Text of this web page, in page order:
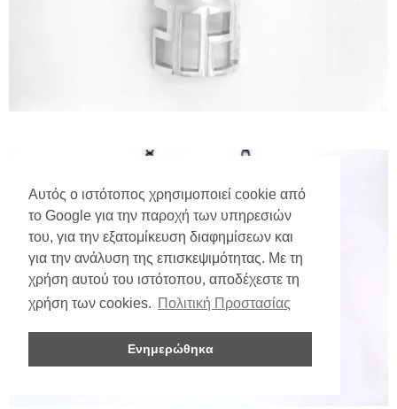
Αυτός ο ιστότοπος χρησιμοποιεί cookie από
το Google για την παροχή των υπηρεσιών
του, για την εξατομίκευση διαφημίσεων και
για την ανάλυση της επισκεψιμότητας. Με τη
χρήση αυτού του ιστότοπου, αποδέχεστε τη
χρήση των cookies. Πολιτική Προστασίας
Ενημερώθηκα